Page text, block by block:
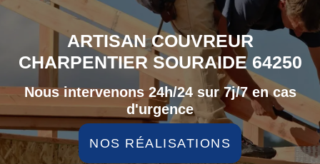
ARTISAN COUVREUR
CHARPENTIER SOURAIDE 64250
Nous intervenons 24h/24 sur 7j/7 en cas
d'urgence
NOS RÉALISATIONS